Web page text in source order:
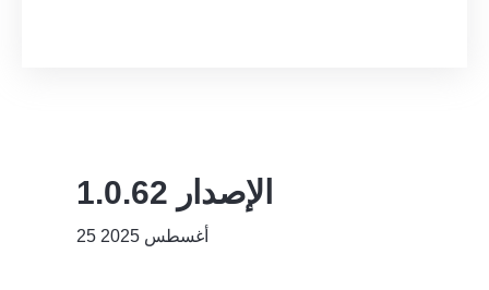
الإصدار 1.0.62
25 أغسطس 2025